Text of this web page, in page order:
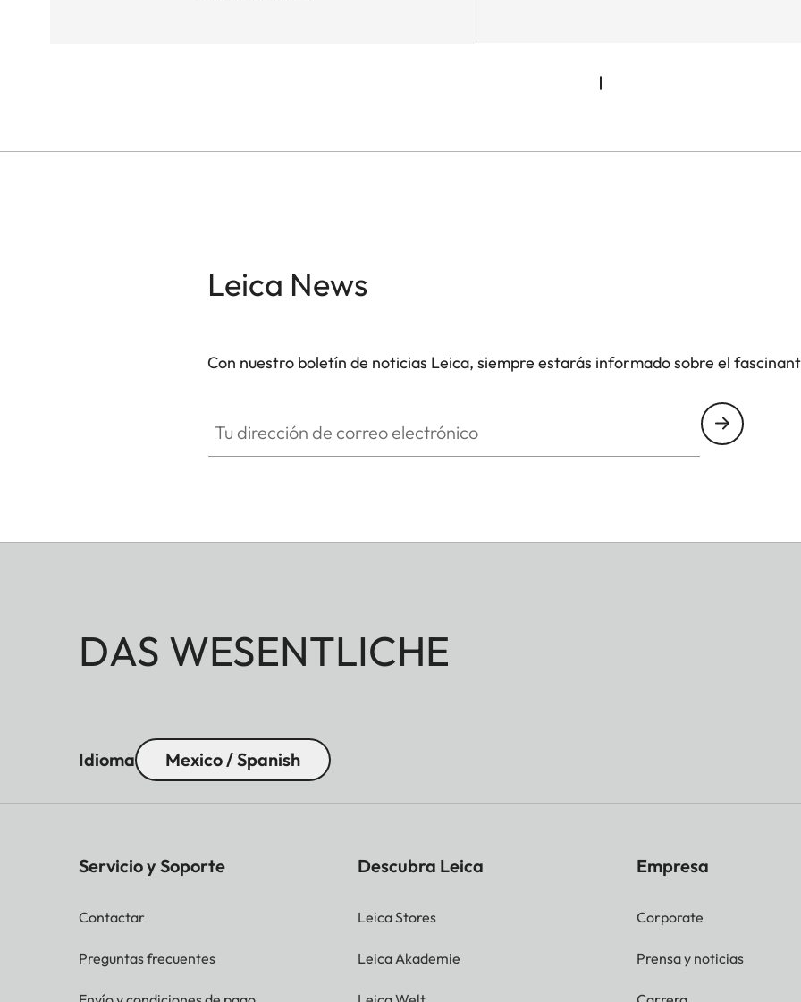
Leica News
Con nuestro boletín de noticias Leica, siempre estarás informado sobre el
DAS WESENTLICHE
Idioma Mexico / Spanish
Servicio y Soporte
Contactar
Preguntas frecuentes
Descubra Leica
Leica Stores
Leica Akademie
Empresa
Corporate
Prensa y noticias